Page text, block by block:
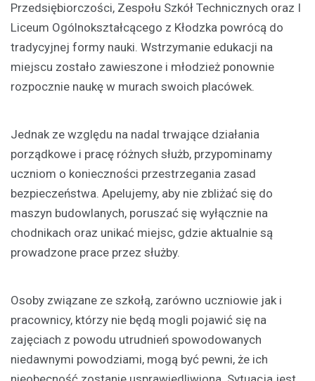
Przedsiębiorczości, Zespołu Szkół Technicznych oraz I
Liceum Ogólnokształcącego z Kłodzka powrócą do
tradycyjnej formy nauki. Wstrzymanie edukacji na
miejscu zostało zawieszone i młodzież ponownie
rozpocznie naukę w murach swoich placówek.
Jednak ze względu na nadal trwające działania
porządkowe i pracę różnych służb, przypominamy
uczniom o konieczności przestrzegania zasad
bezpieczeństwa. Apelujemy, aby nie zbliżać się do
maszyn budowlanych, poruszać się wyłącznie na
chodnikach oraz unikać miejsc, gdzie aktualnie są
prowadzone prace przez służby.
Osoby związane ze szkołą, zarówno uczniowie jak i
pracownicy, którzy nie będą mogli pojawić się na
zajęciach z powodu utrudnień spowodowanych
niedawnymi powodziami, mogą być pewni, że ich